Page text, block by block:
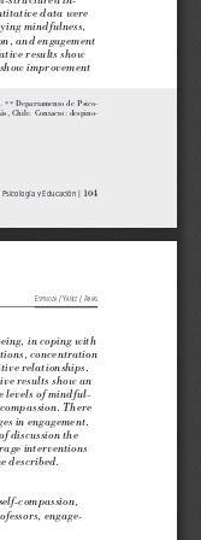
julio-diciembre 2021
**
  Departamento  de  Psico-
Chile. Contacto: despino-
y Educación | 104
data were
mindfulness,
and engagement
results show
improvement
Espinoza / YáñEz / arias
in coping with
concentration
relationships.
results show an
levels of mindful-
There
in engagement.
discussion the
interventions
described.
compassion,
engage-